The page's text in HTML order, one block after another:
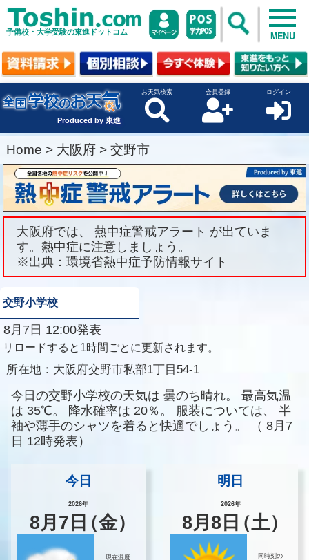
予備校・大学受験の東進ドットコム MENU
Produced by 東進
お天気検索 会員登録 ログイン
Home > 大阪府 > 交野市
大阪府では、 熱中症警戒アラート が出ていま
す。熱中症に注意しましょう。
※出典：環境省熱中症予防情報サイト
交野小学校
8月7日 12:00発表
リロードすると1時間ごとに更新されます。
所在地： 大阪府交野市私部1丁目54-1
今日の交野小学校の天気は 曇のち晴れ。
最高気温
は 35℃。 降水確率は 20％。 服装については、
半
袖や薄手のシャツを着ると快適でしょう。
（ 8月7
日 12時発表）
今日
2026年
8月 7 日（金）
現在温度
明日
2026年
8月8 日（土）
同時刻の